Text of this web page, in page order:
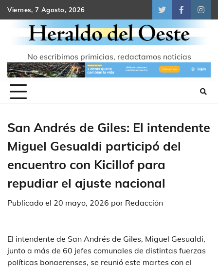
Skip
to
content
Viernes, 7 Agosto, 2026
TwitterFacebook
No escribimos primicias, redactamos noticias
San Andrés de Giles: El intendente
Miguel Gesualdi participó del
encuentro con Kicillof para
repudiar el ajuste nacional
Publicado el 20 mayo, 2026 por Redacción
El intendente de San Andrés de Giles, Miguel Gesualdi,
junto a más de 60 jefes comunales de distintas fuerzas
políticas bonaerenses, se reunió este martes con el